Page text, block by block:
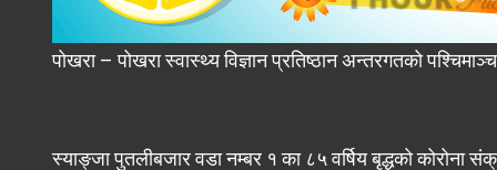
पोखरा – पोखरा स्वास्थ्य विज्ञान प्रतिष्ठान अन्तरगतको
स्याङ्जा पुतलीबजार वडा नम्बर १ का ८५ वर्षिय बृद्धको कोरोना